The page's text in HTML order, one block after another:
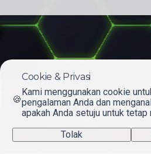
🍪
Cookie & Privasi
Kami menggunakan cookie
pengalaman Anda dan
apakah Anda setuju untuk tetap
Tolak